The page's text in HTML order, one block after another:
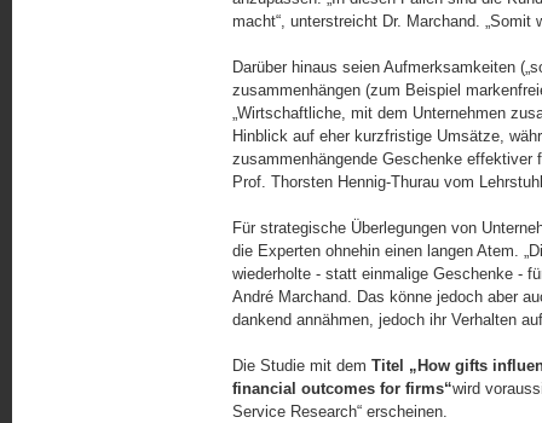
macht“, unterstreicht Dr. Marchand. „Somit
Darüber hinaus seien Aufmerksamkeiten
zusammenhängen (zum Beispiel
„Wirtschaftliche, mit dem Unternehmen
Hinblick auf eher kurzfristige Umsätze,
zusammenhängende Geschenke effektiver
Prof. Thorsten Hennig-Thurau vom
Für strategische Überlegungen von
die Experten ohnehin einen langen Atem.
wiederholte - statt einmalige Geschenke -
André Marchand. Das könne jedoch aber
dankend annähmen, jedoch ihr Verhalten
Die Studie mit dem Titel „How gifts
financial outcomes for firms“wird
Service Research“ erscheinen.